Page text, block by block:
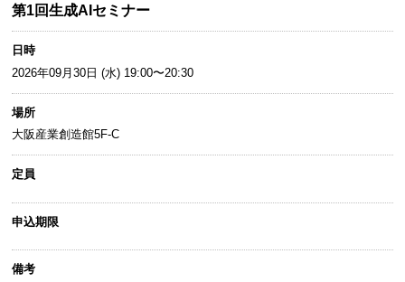
第1回生成AIセミナー
日時
2026年09月30日 (水) 19:00〜20:30
場所
大阪産業創造館5F-C
定員
申込期限
備考